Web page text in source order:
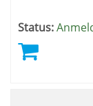
Status: